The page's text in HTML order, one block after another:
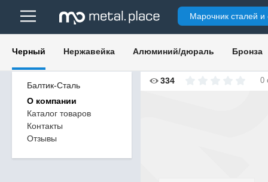
Марочник сталей и
Черный Нержавейка Алюминий/дюраль Бронза
Балтик-Сталь
О компании
Каталог товаров
Контакты
Отзывы
334 0